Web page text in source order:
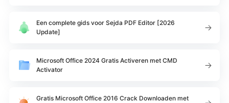
Een complete gids voor Sejda PDF Editor [2026
Update]
Microsoft Office 2024 Gratis Activeren met CMD
Activator
Gratis Microsoft Office 2016 Crack Downloaden met